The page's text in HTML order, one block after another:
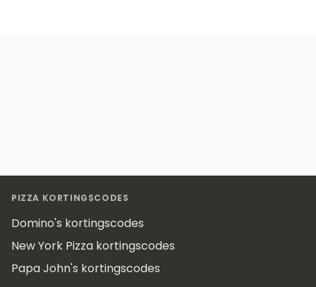
PIZZA KORTINGSCODES
Domino's kortingscodes
New York Pizza kortingscodes
Papa John's kortingscodes